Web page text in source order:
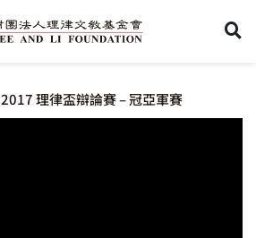
2017 理律盃辯論賽 – 冠亞軍賽